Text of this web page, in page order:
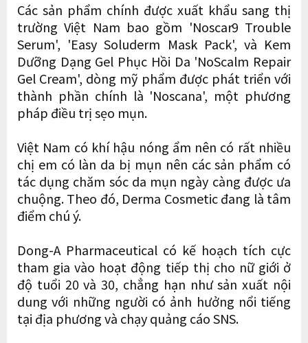
Các sản phẩm chính được xuất khẩu sang thị
trường Việt Nam bao gồm 'Noscar9 Trouble
Serum', 'Easy Soluderm Mask Pack', và Kem
Dưỡng Dạng Gel Phục Hồi Da 'NoScalm Repair
Gel Cream', dòng mỹ phẩm được phát triển với
thành phần chính là 'Noscana', một phương
pháp điều trị sẹo mụn.
Việt Nam có khí hậu nóng ẩm nên có rất nhiều
chị em có làn da bị mụn nên các sản phẩm có
tác dụng chăm sóc da mụn ngày càng được ưa
chuộng. Theo đó, Derma Cosmetic đang là tâm
điểm chú ý.
Dong-A Pharmaceutical có kế hoạch tích cực
tham gia vào hoạt động tiếp thị cho nữ giới ở
độ tuổi 20 và 30, chẳng hạn như sản xuất nội
dung với những người có ảnh hưởng nổi tiếng
tại địa phương và chạy quảng cáo SNS.